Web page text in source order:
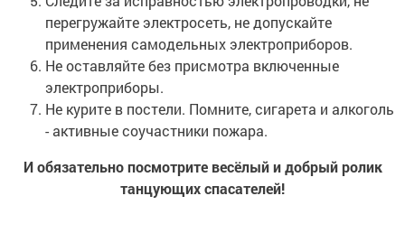
перегружайте электросеть, не допускайте
применения самодельных электроприборов.
Не оставляйте без присмотра включенные
электроприборы.
Не курите в постели. Помните, сигарета и алкоголь
- активные соучастники пожара.
И обязательно посмотрите весёлый и добрый ролик
танцующих спасателей!